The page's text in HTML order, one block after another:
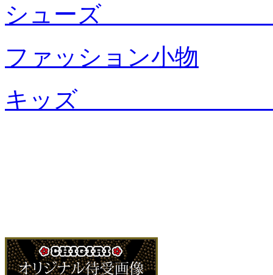
シュー
ファッション小物
キッ